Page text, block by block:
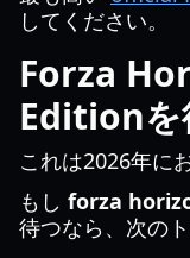
してください。
Forza
Editionを
これは2026年に
もし forza
待つなら、次の